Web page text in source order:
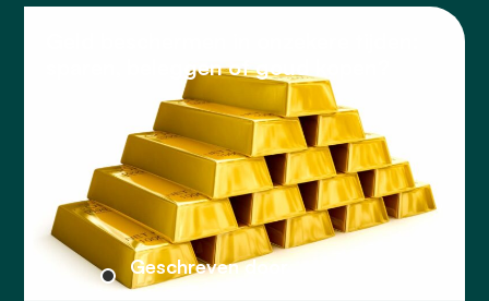
sparen, beleggen of goud kopen?
Geschreven door